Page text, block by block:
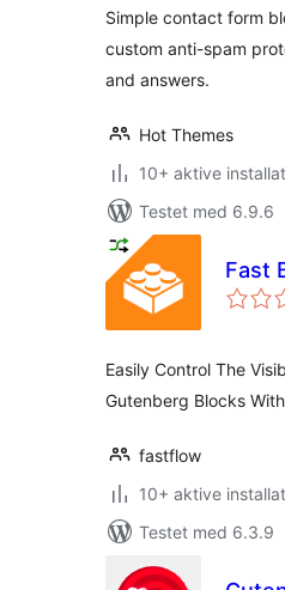
Simple contact form
custom anti-spam
and answers.
Hot Themes
10+ aktive
Testet med 6.9.6
Fast
Easily Control The
Gutenberg Blocks
fastflow
10+ aktive
Testet med 6.3.9